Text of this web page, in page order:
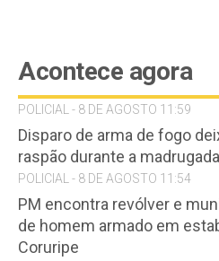
Acontece agora
POLICIAL - 8 DE AGOSTO 11:59
Disparo de arma de fogo
raspão durante a
POLICIAL - 8 DE AGOSTO 11:54
PM encontra revólver e
de homem armado em
Coruripe